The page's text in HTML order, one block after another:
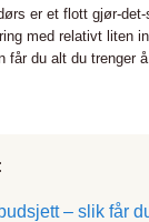
er et flott gjør-
med relativt liten
får du alt du trenger
– slik får